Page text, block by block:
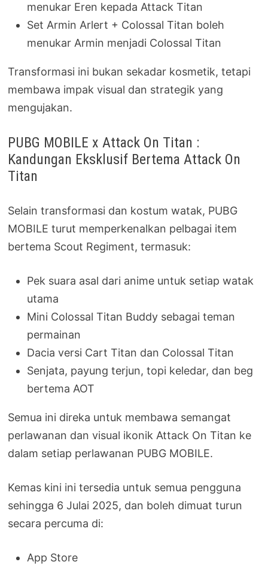
menukar Eren kepada Attack Titan
Set Armin Arlert + Colossal Titan boleh
menukar Armin menjadi Colossal Titan
Transformasi ini bukan sekadar kosmetik, tetapi
membawa impak visual dan strategik yang
mengujakan.
PUBG MOBILE x Attack On Titan :
Kandungan Eksklusif Bertema Attack On
Titan
Selain transformasi dan kostum watak, PUBG
MOBILE turut memperkenalkan pelbagai item
bertema Scout Regiment, termasuk:
Pek suara asal dari anime untuk setiap watak
utama
Mini Colossal Titan Buddy sebagai teman
permainan
Dacia versi Cart Titan dan Colossal Titan
Senjata, payung terjun, topi keledar, dan beg
bertema AOT
Semua ini direka untuk membawa semangat
perlawanan dan visual ikonik Attack On Titan ke
dalam setiap perlawanan PUBG MOBILE.
Kemas kini ini tersedia untuk semua pengguna
sehingga 6 Julai 2025, dan boleh dimuat turun
secara percuma di:
App Store